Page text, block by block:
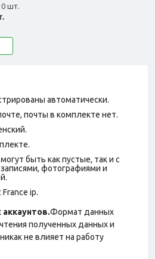
0 шт.
автоматически.
почты в комплекте нет.
быть как пустые, так и с
фотографиями и
ip.
Формат данных
полученных данных и
не влияет на работу